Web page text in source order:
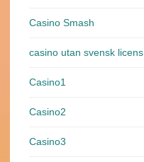
Casino Smash
casino utan svensk licens
Casino1
Casino2
Casino3